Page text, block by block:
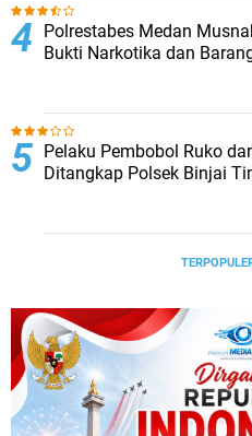
Polrestabes Medan
Bukti Narkotika dan
Pelaku Pembobol Ruko
Ditangkap Polsek Binjai